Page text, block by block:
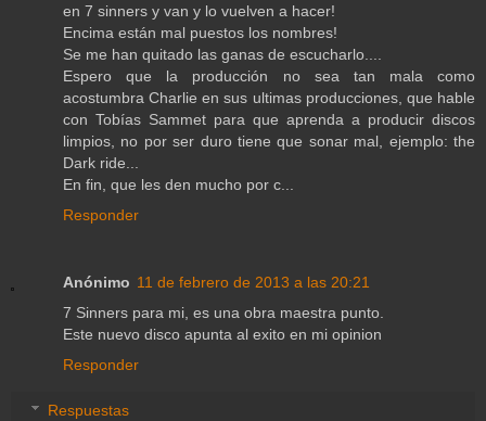
en 7 sinners y van y lo vuelven a hacer!
Encima están mal puestos los nombres!
Se me han quitado las ganas de escucharlo....
Espero que la producción no sea tan mala como
acostumbra Charlie en sus ultimas producciones, que hable
con Tobías Sammet para que aprenda a producir discos
limpios, no por ser duro tiene que sonar mal, ejemplo: the
Dark ride...
En fin, que les den mucho por c...
Responder
Anónimo 11 de febrero de 2013 a las 20:21
7 Sinners para mi, es una obra maestra punto.
Este nuevo disco apunta al exito en mi opinion
Responder
Respuestas